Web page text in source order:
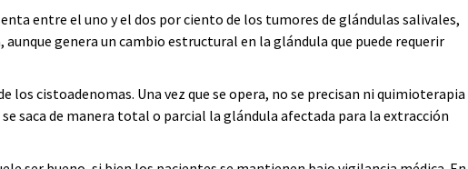
entre el uno y el dos por ciento de los tumores de glándulas salivales,
genera un cambio estructural en la glándula que puede requerir
cistoadenomas. Una vez que se opera, no se precisan ni quimioterapia
saca de manera total o parcial la glándula afectada para la extracción